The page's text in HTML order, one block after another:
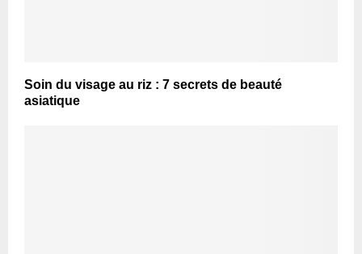
Soin du visage au riz : 7 secrets de beauté
asiatique